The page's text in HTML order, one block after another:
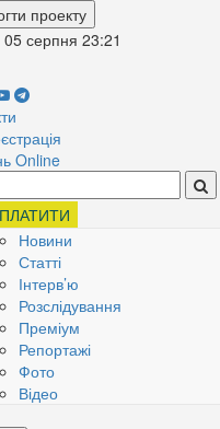
проекту
серпня 23:21
Новини
Статті
Інтерв’ю
Розслідування
Преміум
Репортажі
Фото
Відео